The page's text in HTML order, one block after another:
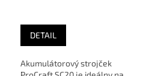
DETAIL
Akumulátorový strojček